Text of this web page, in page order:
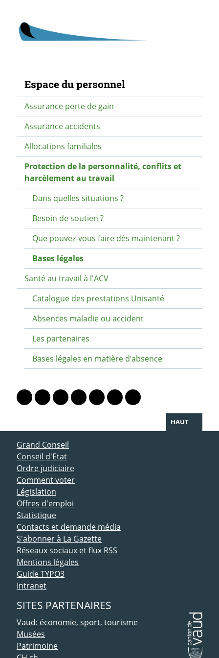
Navigation secondaire
Espace du personnel
Assurance perte de gain
Assurance accidents
Allocations familiales
Protection de la personnalité, conflits et
harcèlement au travail
Dans quelles situations ?
Besoin de soutien ?
Que pouvez-vous faire dès maintenant ?
Bases légales
Santé au travail à l'ACV
Catalogue des prestations Unisanté
Absences maladie ou accident
Les partenaires
Bases légales en matière d’absence
Lien vers le profil Mastodon
Lien vers le profil Bluesky
Lien vers le profil Instagram
Lien vers le profil Linkedin
Lien vers le profil Facebook
Lien vers le profil Twitter
Partager par WhatsApp
HAUT
ACCÈS DIRECT
Grand Conseil
Conseil d'Etat
Ordre judiciaire
Comment voter
Législation
Offres d'emploi
Statistique
Contacts et demande média
S'abonner à La Gazette
Réseaux sociaux et flux RSS
Mentions légales
Guide TYPO3
Intranet
SITES PARTENAIRES
Vaud: économie, sport, tourisme
Musées
Patrimoine